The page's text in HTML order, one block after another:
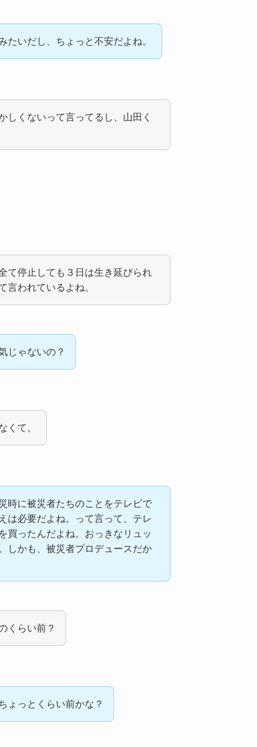
たいだし、ちょっと不安だよね。
しくないって言ってるし、山田く
て停止しても３日は生き延びられ
言われているよね。
じゃないの？
くて。
時に被災者たちのことをテレビで
は必要だよね。って言って、テレ
買ったんだよね。おっきなリュッ
しかも、被災者プロデュースだか
くらい前？
ょっとくらい前かな？